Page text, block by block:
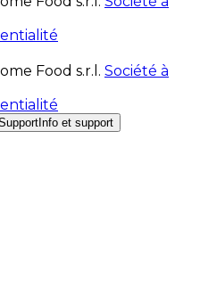
Food s.r.l. Société à
Info et support